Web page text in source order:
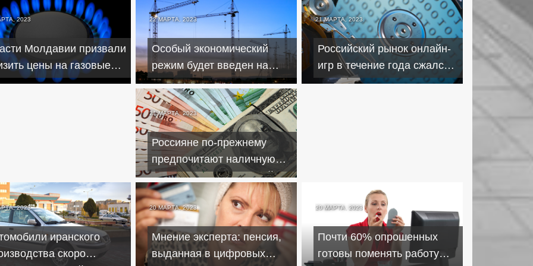
2023
Молдавии призвали
цены на газовые
из России
22 МАРТА, 2023
Особый экономический
режим будет введен на
новых территориях
21 МАРТА, 2023
Российский рынок онлайн-
игр в течение года сжался в
пять раз
2023
остановила транзит
товаров
свою территорию
21 МАРТА, 2023
Россияне по-прежнему
предпочитают наличную
валюту для сбережений
21 МАРТА, 2023
Минсельхоз: в этом сезоне
рис не подорожает,
оснований для паники нет
2023
иранского
скоро
20 МАРТА, 2023
Мнение эксперта: пенсия,
выданная в цифровых
20 МАРТА, 2023
Почти 60% опрошенных
готовы поменять работу